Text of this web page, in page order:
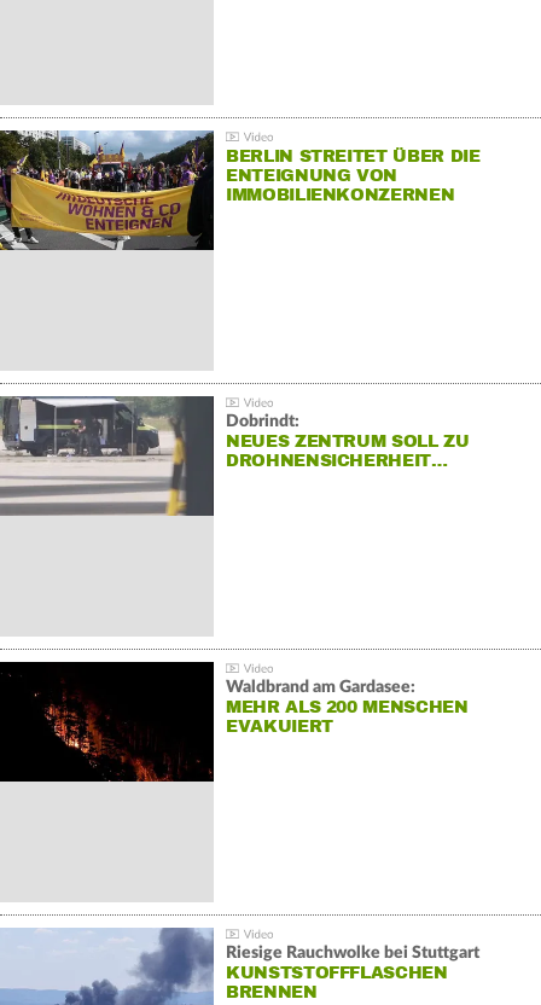
BERLIN STREITET ÜBER DIE
ENTEIGNUNG VON
IMMOBILIENKONZERNEN
Dobrindt:
NEUES ZENTRUM SOLL ZU
DROHNENSICHERHEIT…
Waldbrand am Gardasee:
MEHR ALS 200 MENSCHEN
EVAKUIERT
Riesige Rauchwolke bei Stuttgart
KUNSTSTOFFFLASCHEN
BRENNEN